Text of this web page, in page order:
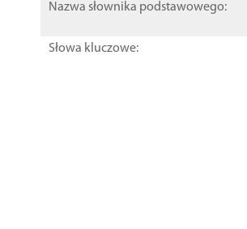
Nazwa słownika podstawowego:
Słowa kluczowe: